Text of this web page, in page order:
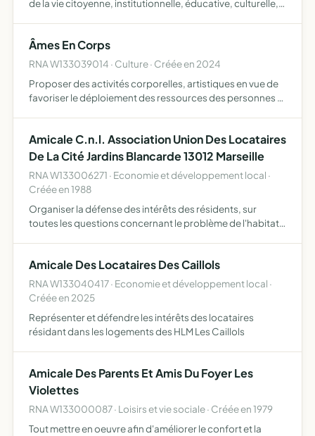
de la vie citoyenne, institutionnelle, éducative, culturelle,
Âmes En Corps
RNA W133039014 · Culture · Créée en 2024
Proposer des activités corporelles, artistiques en vue de
favoriser le déploiement des ressources des personnes et
Amicale C.n.l. Association Union Des Locataires
De La Cité Jardins Blancarde 13012 Marseille
RNA W133006271 · Economie et développement local ·
Créée en 1988
Organiser la défense des intérêts des résidents, sur
toutes les questions concernant le problème de l'habitat
Amicale Des Locataires Des Caillols
RNA W133040417 · Economie et développement local ·
Créée en 2025
Représenter et défendre les intérêts des locataires
résidant dans les logements des HLM Les Caillols
Amicale Des Parents Et Amis Du Foyer Les
Violettes
RNA W133000087 · Loisirs et vie sociale · Créée en 1979
Tout mettre en oeuvre afin d'améliorer le confort et la